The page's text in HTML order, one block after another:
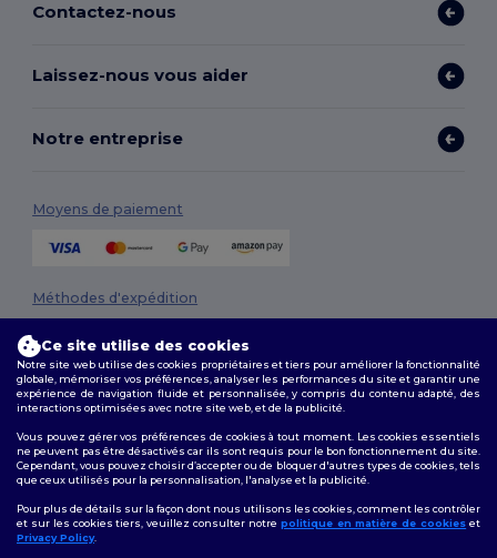
Contactez-nous
Laissez-nous vous aider
Notre entreprise
Moyens de paiement
Méthodes d'expédition
Suivez-nous
Ce site utilise des cookies
Notre site web utilise des cookies propriétaires et tiers pour améliorer la fonctionnalité
globale, mémoriser vos préférences, analyser les performances du site et garantir une
expérience de navigation fluide et personnalisée, y compris du contenu adapté, des
interactions optimisées avec notre site web, et de la publicité.
Vous pouvez gérer vos préférences de cookies à tout moment. Les cookies essentiels
ne peuvent pas être désactivés car ils sont requis pour le bon fonctionnement du site.
Cependant, vous pouvez choisir d’accepter ou de bloquer d'autres types de cookies, tels
que ceux utilisés pour la personnalisation, l'analyse et la publicité.
Pour plus de détails sur la façon dont nous utilisons les cookies, comment les contrôler
et sur les cookies tiers, veuillez consulter notre politique en matière de cookies et
Privacy Policy.